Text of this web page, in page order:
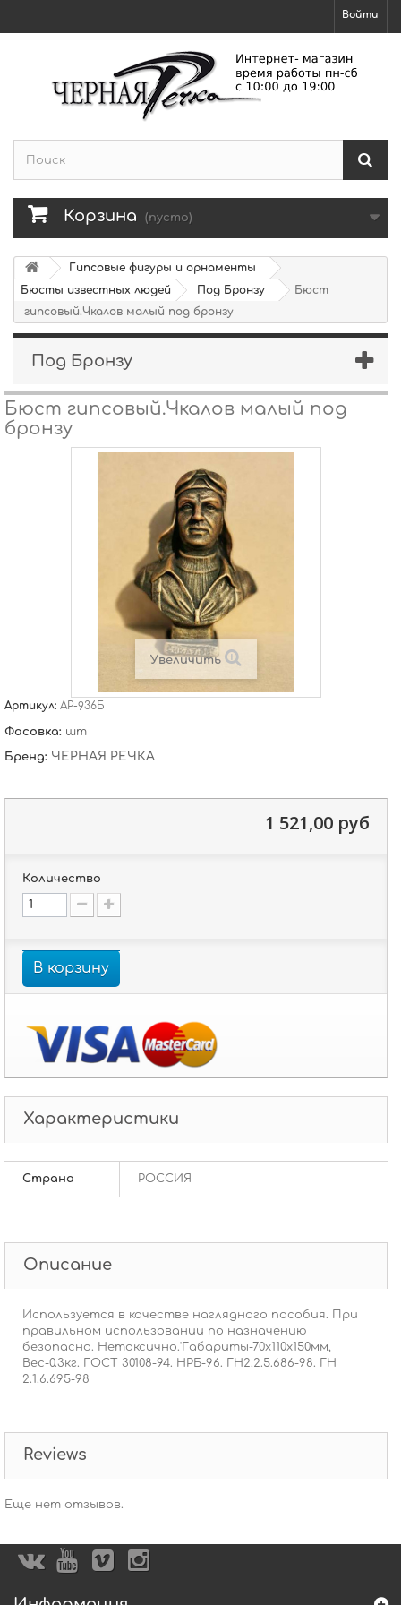
Войти
Корзина (пусто)
Гипсовые фигуры и орнаменты
Бюсты известных людей
Под Бронзу
Бюст
гипсовый.Чкалов малый под бронзу
Под Бронзу
Бюст гипсовый.Чкалов малый под
бронзу
Увеличить
Артикул: АР-936Б
Фасовка: шт
Бренд: ЧЕРНАЯ РЕЧКА
1 521,00 руб
Количество
В корзину
Характеристики
Страна РОССИЯ
Описание
Используется в качестве наглядного пособия. При
правильном использовании по назначению
безопасно. Нетоксично.'Габариты-70x110x150мм,
Вес-0.3кг. ГОСТ 30108-94. НРБ-96. ГН2.2.5.686-98. ГН
2.1.6.695-98
Reviews
Еще нет отзывов.